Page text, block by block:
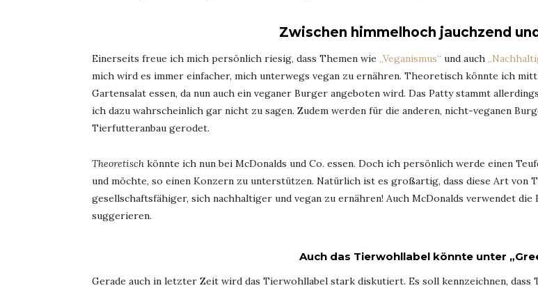
Zwischen himmelhoch jauchzend
Einerseits freue ich mich persönlich riesig, dass Themen wie „Veganismus“ und auch
mich wird es immer einfacher, mich unterwegs vegan zu ernähren. Theoretisch könnte ich
Gartensalat essen, da nun auch ein veganer Burger angeboten wird. Das Patty stammt
ich dazu wahrscheinlich gar nicht zu sagen. Zudem werden für die anderen, nicht-veganen
Tierfutteranbau gerodet.
Theoretisch könnte ich nun bei McDonalds und Co. essen. Doch ich persönlich werde einen
und möchte, so einen Konzern zu unterstützen. Natürlich ist es großartig, dass diese Art von
gesellschaftsfähiger, sich nachhaltiger und vegan zu ernähren! Auch McDonalds verwendet
suggerieren.
Auch das Tierwohllabel könnte unter
Gerade auch in letzter Zeit wird das Tierwohllabel stark diskutiert. Es soll kennzeichnen, dass